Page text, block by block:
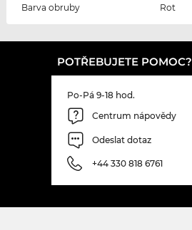
Barva obruby
Rot
POTŘEBUJETE POMOC?
Po-Pá 9-18 hod.
Centrum nápovědy
Odeslat dotaz
+44 330 818 6761